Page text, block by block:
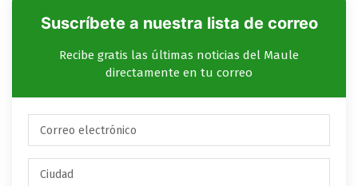
Suscríbete a nuestra lista de correo
Recibe gratis las últimas noticias del Maule
directamente en tu correo